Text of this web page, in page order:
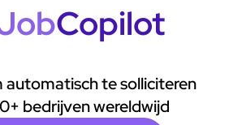
Copilot
automatisch te solliciteren
bedrijven wereldwijd